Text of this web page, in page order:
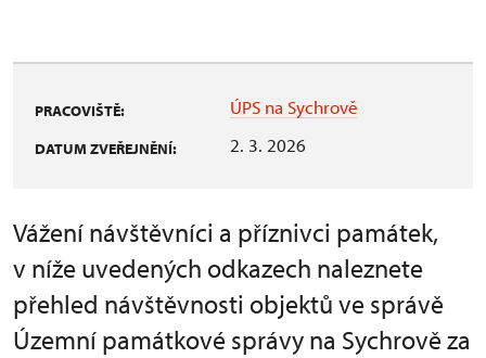
PRACOVIŠTĚ: ÚPS na Sychrově
DATUM ZVEŘEJNĚNÍ: 2. 3. 2026
Vážení návštěvníci a příznivci památek,
v níže uvedených odkazech naleznete
přehled návštěvnosti objektů ve správě
Územní památkové správy na Sychrově za